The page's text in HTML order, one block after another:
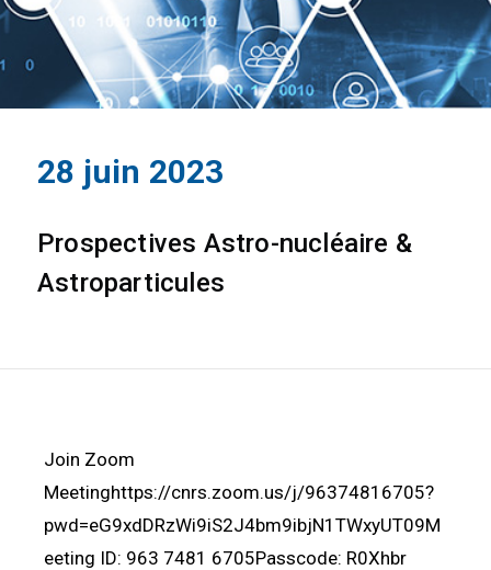
28 juin 2023
Prospectives Astro-nucléaire &
Astroparticules
Join Zoom
Meetinghttps://cnrs.zoom.us/j/96374816705?
pwd=eG9xdDRzWi9iS2J4bm9ibjN1TWxyUT09M
eeting ID: 963 7481 6705Passcode: R0Xhbr